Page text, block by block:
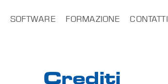
SOFTWARE FORMAZIONE CONTATTI